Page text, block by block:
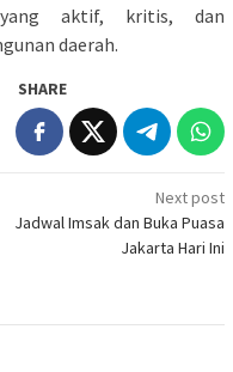
yang aktif, kritis, dan
daerah.
SHARE
Next post
Jadwal Imsak dan Buka Puasa
Jakarta Hari Ini